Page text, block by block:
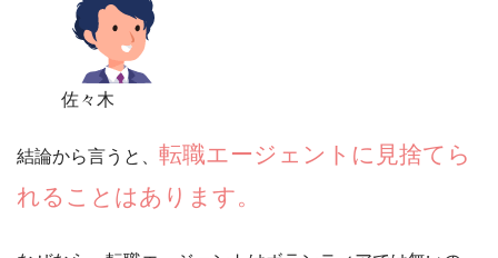
佐々木
結論から言うと、 転職エージェントに見捨てら
れることはあります。